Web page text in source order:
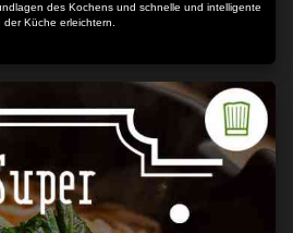
des Kochens und schnelle und intelligente
Küche erleichtern.